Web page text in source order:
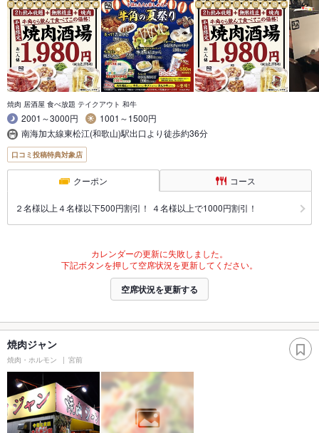
焼肉 居酒屋 食べ放題 テイクアウト 和牛
2001～3000円
1001～1500円
南海加太線東松江(和歌山)駅出口より徒歩約36分
口コミ投稿特典対象店
クーポン コース
２名様以上４名様以下500円割引！ ４名様以上で1000円割引！
カレンダーの更新に失敗しました。
下記ボタンを押して空席状況を更新してください。
空席状況を更新する
焼肉ジャン
焼肉・ホルモン 宮前